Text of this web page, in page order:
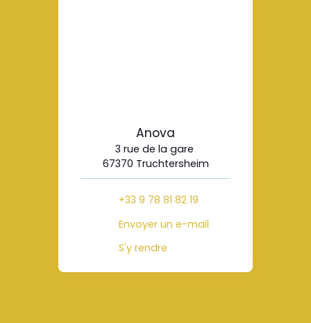
Anova
3 rue de la gare
67370 Truchtersheim
+33 9 78 81 82 19
Envoyer un e-mail
S'y rendre